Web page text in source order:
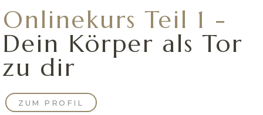
Onlinekurs Teil 1 -
Dein Körper als Tor
zu dir
ZUM PROFIL